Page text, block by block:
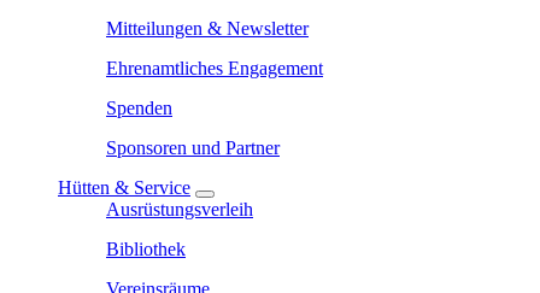
Mitteilungen & Newsletter
Ehrenamtliches Engagement
Spenden
Sponsoren und Partner
Hütten & Service
Ausrüstungsverleih
Bibliothek
Vereinsräume